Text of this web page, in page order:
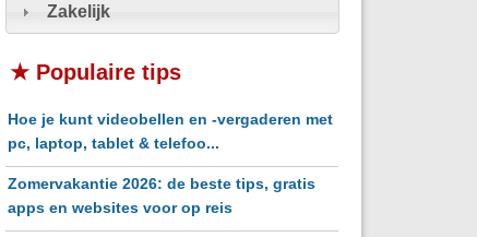
Zakelijk
★ Populaire tips
Hoe je kunt videobellen en -vergaderen met
pc, laptop, tablet & telefoo...
Zomervakantie 2026: de beste tips, gratis
apps en websites voor op reis